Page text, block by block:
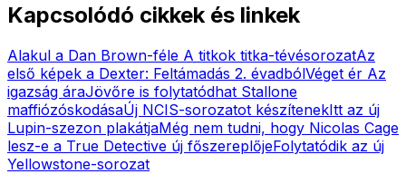
Kapcsolódó cikkek és linkek
Alakul a Dan Brown-féle A titkok titka-tévésorozatAz
első képek a Dexter: Feltámadás 2. évadbólVéget ér Az
igazság áraJövőre is folytatódhat Stallone
maffiózóskodásaÚj NCIS-sorozatot készítenekItt az új
Lupin-szezon plakátjaMég nem tudni, hogy Nicolas Cage
lesz-e a True Detective új főszereplőjeFolytatódik az új
Yellowstone-sorozat